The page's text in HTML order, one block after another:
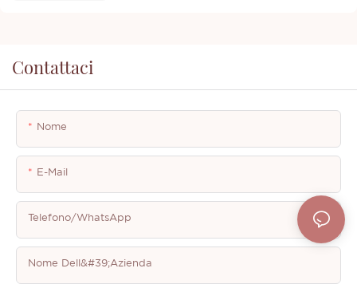
Contattaci
Nome
E-Mail
Telefono/WhatsApp
Nome Dell&#39;azienda